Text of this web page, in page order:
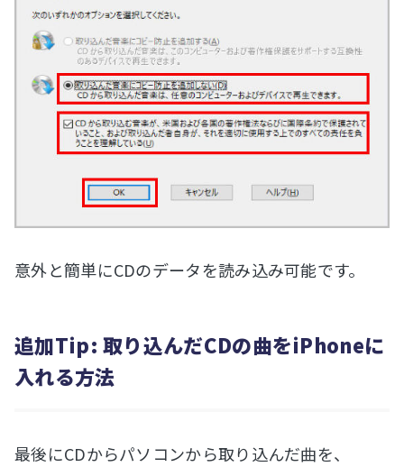
意外と簡単にCDのデータを読み込み可能です。
追加Tip: 取り込んだCDの曲をiPhoneに
入れる方法
最後にCDからパソコンから取り込んだ曲を、